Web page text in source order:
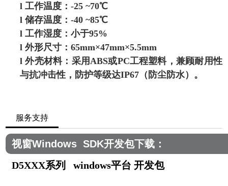
l 工作温度：-25 ~70℃
l 储存温度：-40 ~85℃
l 工作湿度：小于95%
l 外形尺寸：65mm×47mm×5.5mm
l 外壳材料：采用ABS或PC工程塑料，兼顾耐用性
与抗冲击性，防护等级达IP67（防尘防水）。
服务支持
视窗Windows SDK开发包下载：
D5XXX系列 windows平台 开发包